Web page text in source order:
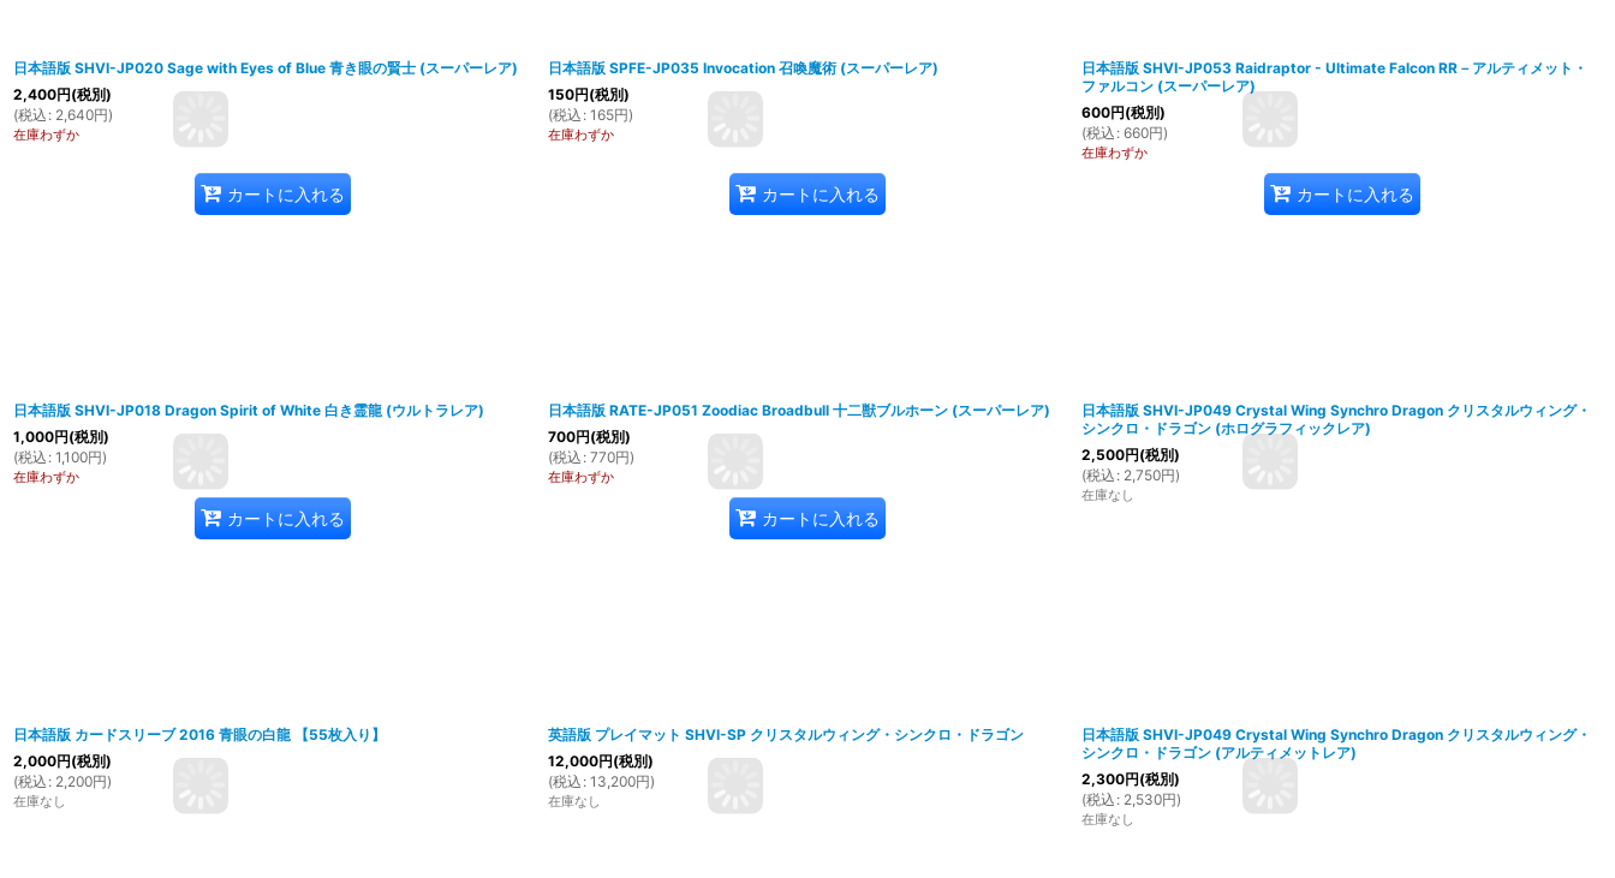
日本語版 SHVI-JP020 Sage with Eyes of Blue 青き眼の賢士 (スーパーレア)
2,400円(税別)
(税込 : 2,640円)
在庫わずか
カートに入れる
日本語版 SPFE-JP035 Invocation 召喚魔術 (スーパーレア)
150円(税別)
(税込 : 165円)
在庫わずか
カートに入れる
日本語版 SHVI-JP053 Raidraptor - Ultimate Falcon RR－アルティメット・
ファルコン (スーパーレア)
600円(税別)
(税込 : 660円)
在庫わずか
カートに入れる
日本語版 SHVI-JP018 Dragon Spirit of White 白き霊龍 (ウルトラレア)
1,000円(税別)
(税込 : 1,100円)
在庫わずか
カートに入れる
日本語版 RATE-JP051 Zoodiac Broadbull 十二獣ブルホーン (スーパーレア)
700円(税別)
(税込 : 770円)
在庫わずか
カートに入れる
日本語版 SHVI-JP049 Crystal Wing Synchro Dragon クリスタルウィング・
シンクロ・ドラゴン (ホログラフィックレア)
2,500円(税別)
(税込 : 2,750円)
在庫なし
日本語版 カードスリーブ 2016 青眼の白龍 【55枚入り】
2,000円(税別)
(税込 : 2,200円)
在庫なし
英語版 プレイマット SHVI-SP クリスタルウィング・シンクロ・ドラゴン
12,000円(税別)
(税込 : 13,200円)
在庫なし
日本語版 SHVI-JP049 Crystal Wing Synchro Dragon クリスタルウィング・
シンクロ・ドラゴン (アルティメットレア)
2,300円(税別)
(税込 : 2,530円)
在庫なし